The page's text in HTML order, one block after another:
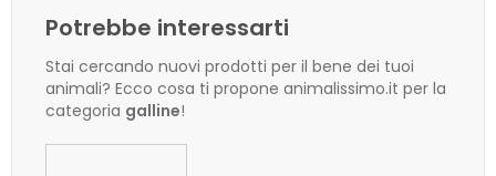
Potrebbe interessarti
Stai cercando nuovi prodotti per il bene dei tuoi
animali? Ecco cosa ti propone animalissimo.it per la
categoria galline!